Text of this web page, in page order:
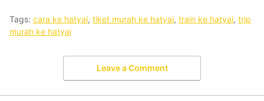
Tags: cara ke hatyai, tiket murah ke hatyai, train ke hatyai, trip
murah ke hatyai
Leave a Comment